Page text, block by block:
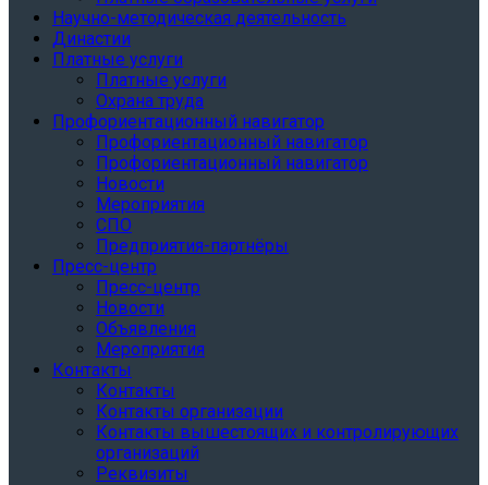
Научно-методическая деятельность
Династии
Платные услуги
Платные услуги
Охрана труда
Профориентационный навигатор
Профориентационный навигатор
Профориентационный навигатор
Новости
Мероприятия
СПО
Предприятия-партнёры
Пресс-центр
Пресс-центр
Новости
Объявления
Мероприятия
Контакты
Контакты
Контакты организации
Контакты вышестоящих и контролирующих
организаций
Реквизиты